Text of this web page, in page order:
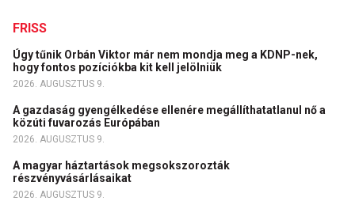
FRISS
Úgy tűnik Orbán Viktor már nem mondja meg a KDNP-nek,
hogy fontos pozíciókba kit kell jelölniük
2026. AUGUSZTUS 9.
A gazdaság gyengélkedése ellenére megállíthatatlanul nő a
közúti fuvarozás Európában
2026. AUGUSZTUS 9.
A magyar háztartások megsokszorozták
részvényvásárlásaikat
2026. AUGUSZTUS 9.